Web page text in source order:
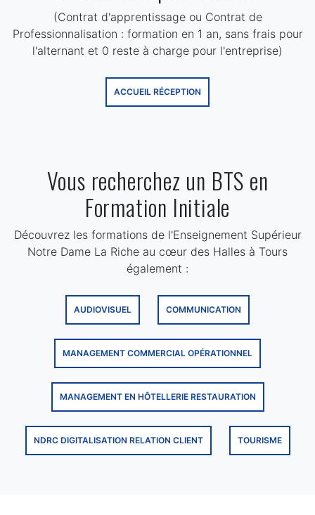
(Contrat d'apprentissage ou Contrat de
Professionnalisation : formation en 1 an, sans frais pour
l'alternant et 0 reste à charge pour l'entreprise)
ACCUEIL RÉCEPTION
Vous recherchez un BTS en
Formation Initiale
Découvrez les formations de l'Enseignement Supérieur
Notre Dame La Riche au cœur des Halles à Tours
également :
AUDIOVISUEL COMMUNICATION
MANAGEMENT COMMERCIAL OPÉRATIONNEL
MANAGEMENT EN HÔTELLERIE RESTAURATION
NDRC DIGITALISATION RELATION CLIENT TOURISME